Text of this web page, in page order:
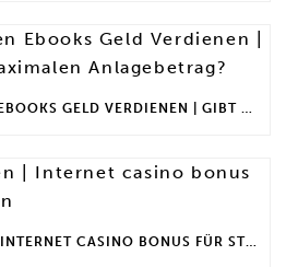
MIT KOSTENLOSEN EBOOKS GELD VERDIENEN | GIBT ES EINEN MAXIMALEN ANLAGEBETRAG?
DEFI INVESTIEREN | INTERNET CASINO BONUS FÜR STAMMKUNDEN